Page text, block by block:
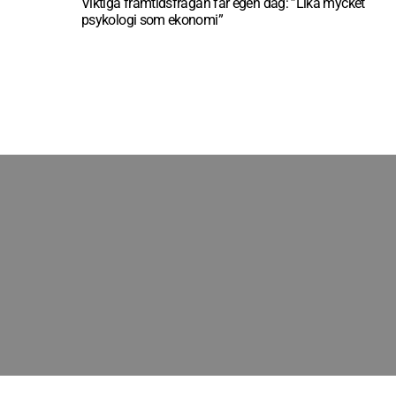
psykologi som ekonomi”